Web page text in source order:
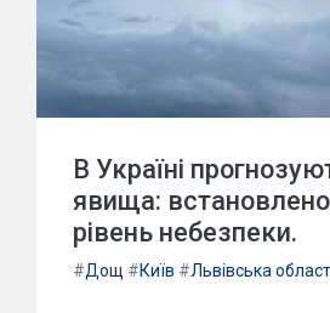
В Україні
явища:
рівень небезпеки.
#Дощ #Київ #Львівська